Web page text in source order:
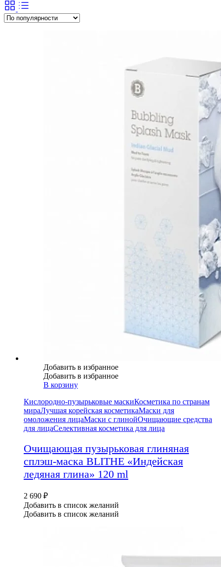
Добавить в избранное
Добавить в избранное
В корзину
Кислородно-пузырьковые маскиКосметика по странам
мираЛучшая корейская косметикаМаски для
омоложения лицаМаски с глинойОчищающие средства
для лицаСелективная косметика для лица
Очищающая пузырьковая глиняная
сплэш-маска BLITHE «Индейская
ледяная глина» 120 ml
2 690 ₽
Добавить в список желаний
Добавить в список желаний